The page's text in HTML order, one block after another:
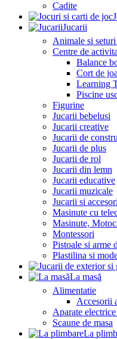
Cadite
Jucarii
Animale si
Centre de
Balance
Cort de
Learning
Piscine
Figurine
Jucarii bebelusi
Jucarii creative
Jucarii de
Jucarii de plus
Jucarii de rol
Jucarii din lemn
Jucarii educative
Jucarii muzicale
Jucarii si
Masinute cu
Masinute,
Montessori
Pistoale si arme
Plastilina si
La masă
Alimentatie
Accesorii
Aparate
Scaune de masa
La